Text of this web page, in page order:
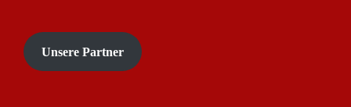
Unsere Partner